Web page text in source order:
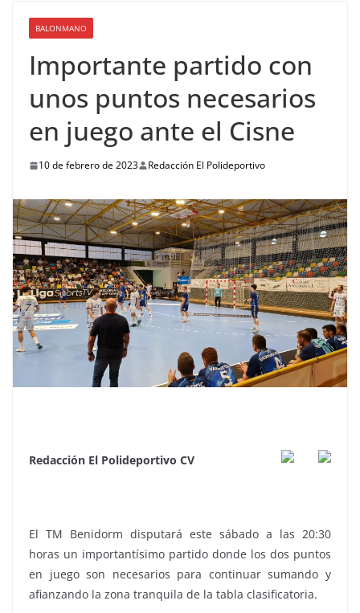
BALONMANO
Importante partido con
unos puntos necesarios
en juego ante el Cisne
10 de febrero de 2023 Redacción El Polideportivo
Redacción El Polideportivo CV
El TM Benidorm disputará este sábado a las 20:30
horas un importantísimo partido donde los dos puntos
en juego son necesarios para continuar sumando y
afianzando la zona tranquila de la tabla clasificatoria.